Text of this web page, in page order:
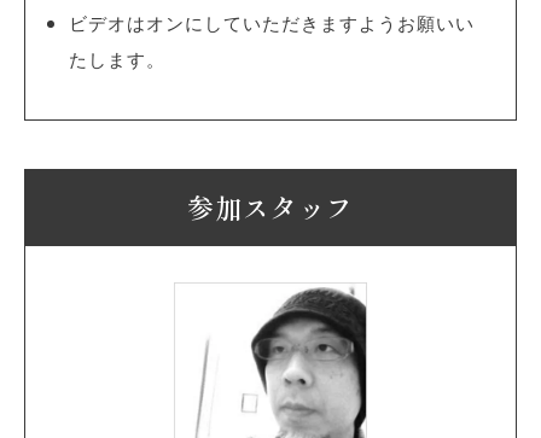
ビデオはオンにしていただきますようお願いい
たします。
参加スタッフ